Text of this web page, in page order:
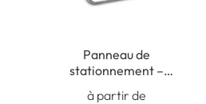
Panneau de
stationnement –
Parking Flèche à droite
à partir de